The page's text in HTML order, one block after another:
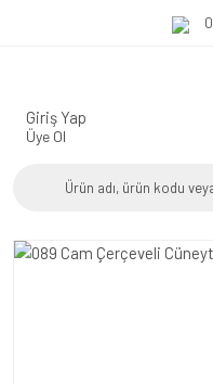
Giriş Yap
Üye Ol